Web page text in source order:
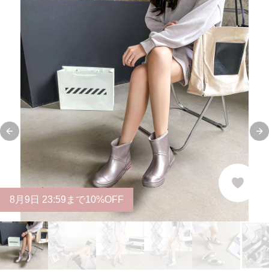
Previous slide
8 月 9 日 23:59まで10%OFF